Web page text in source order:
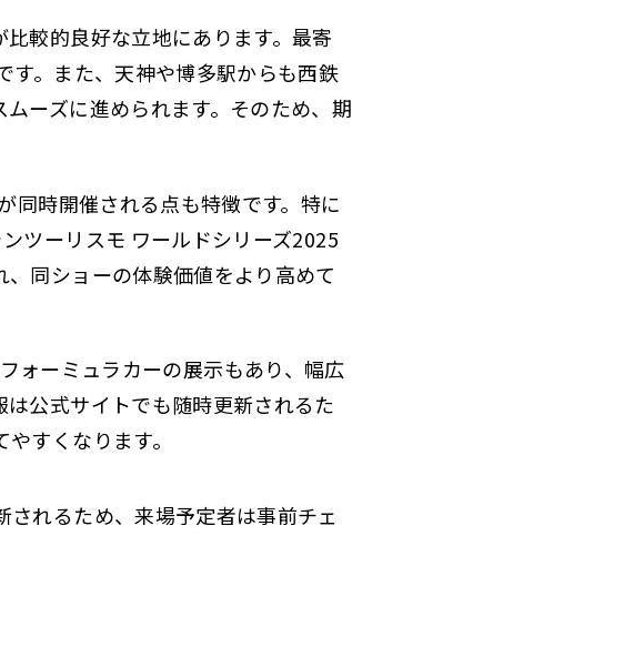
較的良好な立地にあります。最寄
す。また、天神や博多駅からも西鉄
ーズに進められます。そのため、期
同時開催される点も特徴です。特に
ツーリスモ ワールドシリーズ2025
同ショーの体験価値をより高めて
ォーミュラカーの展示もあり、幅広
公式サイトでも随時更新されるた
すくなります。
れるため、来場予定者は事前チェ